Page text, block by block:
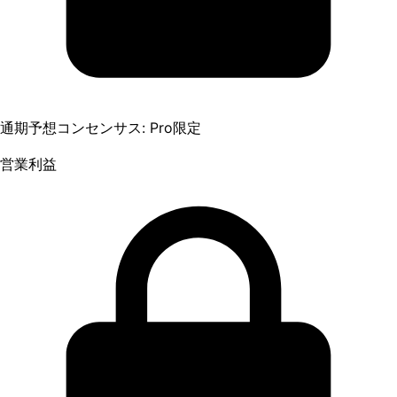
通期予想コンセンサス: Pro限定
営業利益